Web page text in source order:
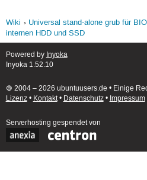
Wiki
Universal stand-alone grub für
internen HDD und SSD
Powered by Inyoka
Inyoka 1.52.10
🄯 2004 – 2026 ubuntuusers.de • Einige
Lizenz• Kontakt• Datenschutz• Impressum
Serverhosting gespendet von